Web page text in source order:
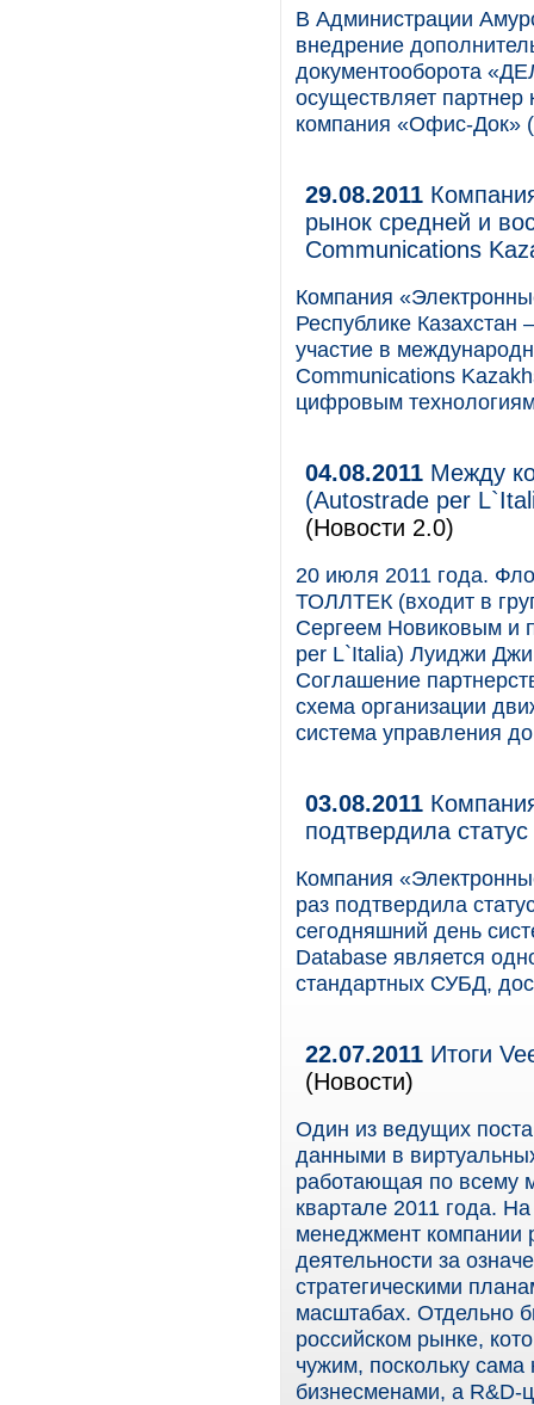
В Администрации
внедрение
документооборота
осуществляет
компания «Офис-Док»
29.08.2011
рынок средней и
Communications
Компания
Республике Казахстан
участие в
Communications
цифровым
04.08.2011 Между
(Autostrade per
(Новости 2.0)
20 июля 2011 года.
ТОЛЛТЕК (входит в
Сергеем Новиковым и
per L`Italia) Луиджи
Соглашение
схема организации
система управления
03.08.2011
подтвердила
Компания
раз подтвердила
сегодняшний день
Database является
стандартных СУБД,
22.07.2011 Итоги
(Новости)
Один из ведущих
данными в
работающая по всему
квартале 2011 года.
менеджмент компании
деятельности за
стратегическими
масштабах. Отдельно
российском рынке,
чужим, поскольку
бизнесменами, а R&D-